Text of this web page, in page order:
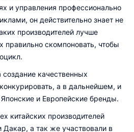
и управления профессионально
он действительно знает не
производителей лучше
правильно скомпоновать, чтобы
качественных
а в дальнейшем, и
и Европейские бренды.
китайских производителей
Дакар, а так же участвовали в